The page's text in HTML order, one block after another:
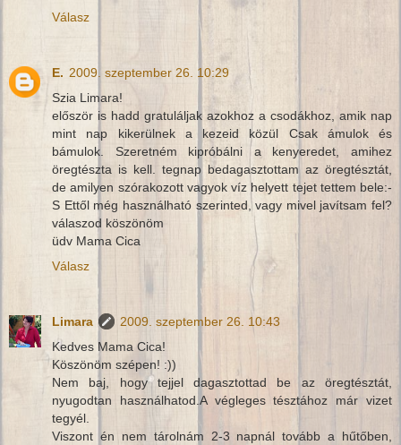
Válasz
E. 2009. szeptember 26. 10:29
Szia Limara!
először is hadd gratuláljak azokhoz a csodákhoz, amik nap
mint nap kikerülnek a kezeid közül Csak ámulok és
bámulok. Szeretném kipróbálni a kenyeredet, amihez
öregtészta is kell. tegnap bedagasztottam az öregtésztát,
de amilyen szórakozott vagyok víz helyett tejet tettem bele:-
S Ettől még használható szerinted, vagy mivel javítsam fel?
válaszod köszönöm
üdv Mama Cica
Válasz
Limara
2009. szeptember 26. 10:43
Kedves Mama Cica!
Köszönöm szépen! :))
Nem baj, hogy tejjel dagasztottad be az öregtésztát,
nyugodtan használhatod.A végleges tésztához már vizet
tegyél.
Viszont én nem tárolnám 2-3 napnál tovább a hűtőben,